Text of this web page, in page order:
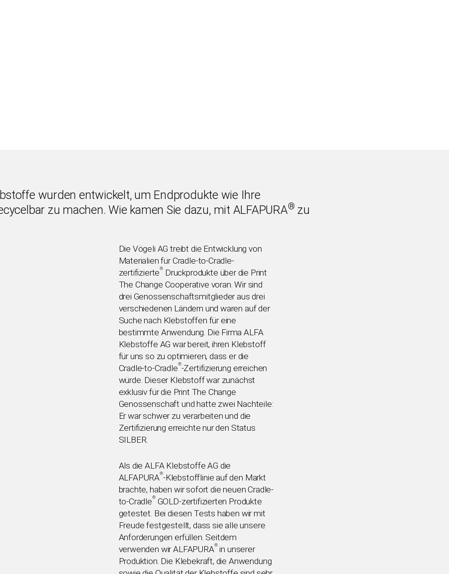
wurden entwickelt, um Endprodukte wie Ihre
zu machen. Wie kamen Sie dazu, mit ALFAPURA® zu
Die Vögeli AG treibt die Entwicklung von
Materialien für Cradle-to-Cradle-
zertifizierte® Druckprodukte über die Print
The Change Cooperative voran. Wir sind
drei Genossenschaftsmitglieder aus drei
verschiedenen Ländern und waren auf der
Suche nach Klebstoffen für eine
bestimmte Anwendung. Die Firma ALFA
Klebstoffe AG war bereit, ihren Klebstoff
für uns so zu optimieren, dass er die
Cradle-to-Cradle®-Zertifizierung erreichen
würde. Dieser Klebstoff war zunächst
exklusiv für die Print The Change
Genossenschaft und hatte zwei Nachteile:
Er war schwer zu verarbeiten und die
Zertifizierung erreichte nur den Status
SILBER.
Als die ALFA Klebstoffe AG die
ALFAPURA®-Klebstofflinie auf den Markt
brachte, haben wir sofort die neuen Cradle-
to-Cradle®GOLD-zertifizierten Produkte
getestet. Bei diesen Tests haben wir mit
Freude festgestellt, dass sie alle unsere
Anforderungen erfüllen. Seitdem
verwenden wir ALFAPURA®in unserer
Produktion. Die Klebekraft, die Anwendung